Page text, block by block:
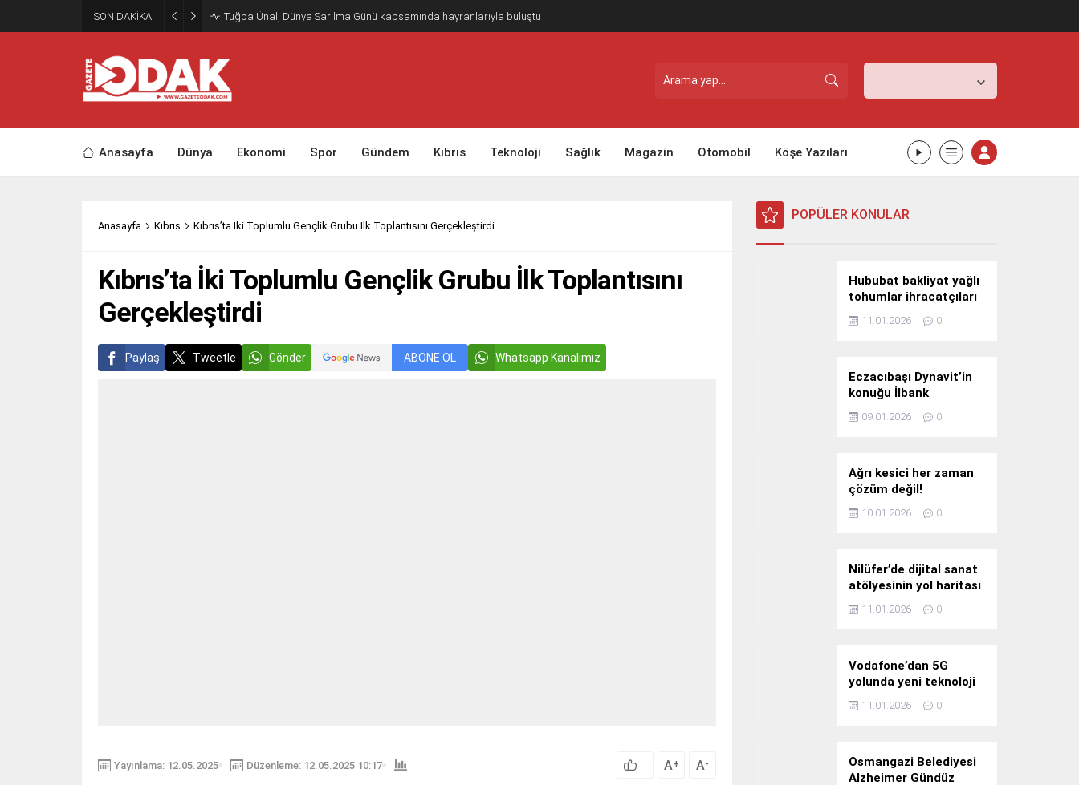
SON DAKİKA Tuğba Ünal, Dünya Sarılma Günü kapsamında hayranlarıyla buluştu
Anasayfa Dünya Ekonomi Spor Gündem Kıbrıs Teknoloji Sağlık Magazin Otomobil Köşe Yazıları
Anasayfa Kıbrıs Kıbrıs’ta İki Toplumlu Gençlik Grubu İlk Toplantısını Gerçekleştirdi
Kıbrıs’ta İki Toplumlu Gençlik Grubu İlk Toplantısını
Gerçekleştirdi
Paylaş Tweetle Gönder ABONE OL Whatsapp Kanalımız
Yayınlama: 12.05.2025 Düzenleme: 12.05.2025 10:17 A+ A-
POPÜLER KONULAR
Hububat bakliyat yağlı
tohumlar ihracatçıları
Güney Kore yolcusu
11.01.2026 0
Eczacıbaşı Dynavit’in
konuğu İlbank
09.01.2026 0
Ağrı kesici her zaman
çözüm değil!
10.01.2026 0
Nilüfer’de dijital sanat
atölyesinin yol haritası
konuşuldu
11.01.2026 0
Vodafone’dan 5G
yolunda yeni teknoloji
yatırımı
11.01.2026 0
Osmangazi Belediyesi
Alzheimer Gündüz